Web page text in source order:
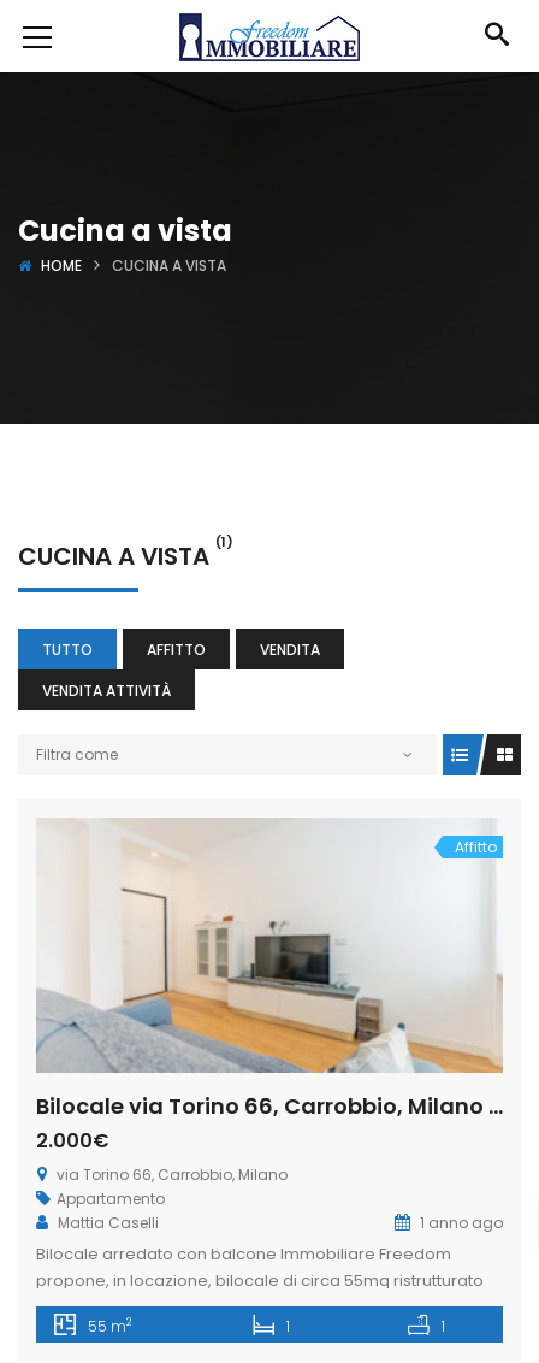
Cucina a vista
HOME CUCINA A VISTA
CUCINA A VISTA (1)
TUTTO AFFITTO
VENDITA
VENDITA ATTIVITÀ
Filtra come
Affitto
Bilocale via Torino 66, Carrobbio, Milano (Rif. IFM179)
2.000€
via Torino 66, Carrobbio, Milano
Appartamento
Mattia Caselli
1 anno ago
Bilocale arredato con balcone Immobiliare Freedom
propone, in locazione, bilocale di circa 55mq ristrutturato
posto al secondo piano in via Torino, situato nel cuore del
centro storico di Milano. La zona è una delle aree più
55 m2 1 1